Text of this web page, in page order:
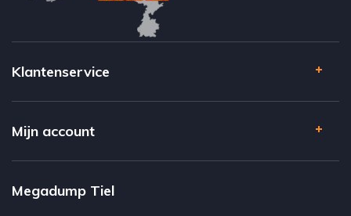
Klantenservice
Mijn account
Megadump Tiel